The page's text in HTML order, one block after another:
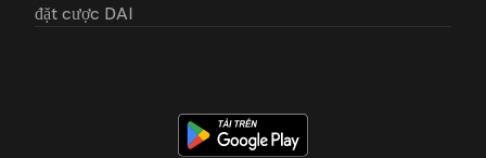
đặt cược DAI